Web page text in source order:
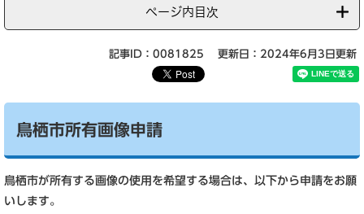
ページ内目次
記事ID：0081825 更新日：2024年6月3日更新
鳥栖市所有画像申請
鳥栖市が所有する画像の使用を希望する場合は、以下から申請をお願
いします。